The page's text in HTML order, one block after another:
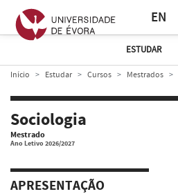
EN
ESTUDAR
Início Estudar Cursos Mestrados
Sociologia
Mestrado
Ano Letivo 2026/2027
APRESENTAÇÃO